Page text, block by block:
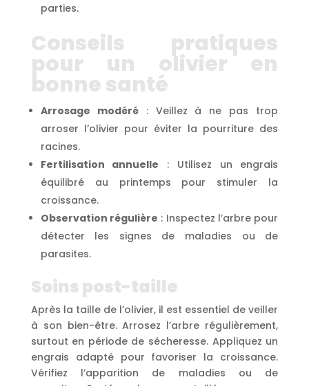
parties.
Conseils pratiques
pour un olivier en
bonne santé
Arrosage modéré: Veillez à ne pas trop
arroser l’olivier pour éviter la pourriture des
racines.
Fertilisation annuelle : Utilisez un engrais
équilibré au printemps pour stimuler la
croissance.
Observation régulière : Inspectez l’arbre pour
détecter les signes de maladies ou de
parasites.
Soins post-taille
Après la taille de l’olivier, il est essentiel de veiller
à son bien-être. Arrosez l’arbre régulièrement,
surtout en période de sécheresse. Appliquez un
engrais adapté pour favoriser la croissance.
Vérifiez l’apparition de maladies ou de